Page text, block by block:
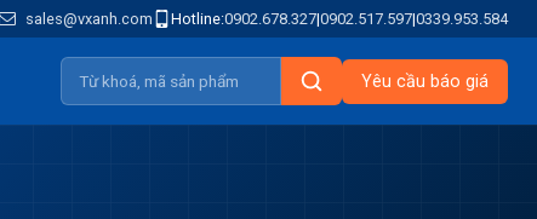
sales@vxanh.com Hotline:0902.678.327|0902.517.597|0339.953.584
Yêu cầu báo giá